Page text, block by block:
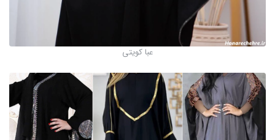
عبا کویتی